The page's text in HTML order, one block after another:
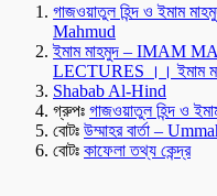
গাজওয়াতুল হিন্দ ও ইমাম
Mahmud
ইমাম মাহমুদ – IMAM
LECTURES ।। ইমাম
Shabab Al-Hind
গ্রুপঃ গাজওয়াতুল হিন্দ ও
বোটঃ উম্মাহর বার্তা –
বোটঃ কাফেলা তথ্য কেন্দ্র